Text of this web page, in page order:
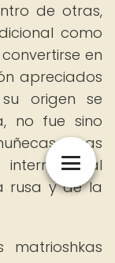
de otras,
como
en
apreciados
origen se
no fue sino
rusas
rusa y de la